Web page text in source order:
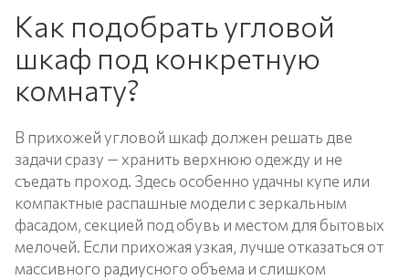
Как подобрать угловой
шкаф под конкретную
комнату?
В прихожей угловой шкаф должен решать две
задачи сразу — хранить верхнюю одежду и не
съедать проход. Здесь особенно удачны купе или
компактные распашные модели с зеркальным
фасадом, секцией под обувь и местом для бытовых
мелочей. Если прихожая узкая, лучше отказаться от
массивного радиусного объема и слишком